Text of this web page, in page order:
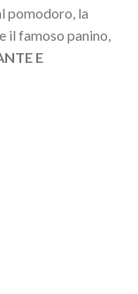
pomodoro, la
famoso panino,
E